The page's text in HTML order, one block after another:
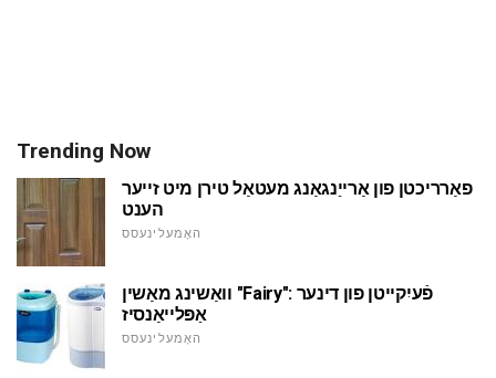
Trending Now
פאַרריכטן פון אַרייַנגאַנג מעטאַל טירן מיט זייער
הענט
האָמעלינעסס
וואַשינג מאַשין "Fairy": פֿעיִקייטן פון דינער
אַפּלייאַנסיז
האָמעלינעסס